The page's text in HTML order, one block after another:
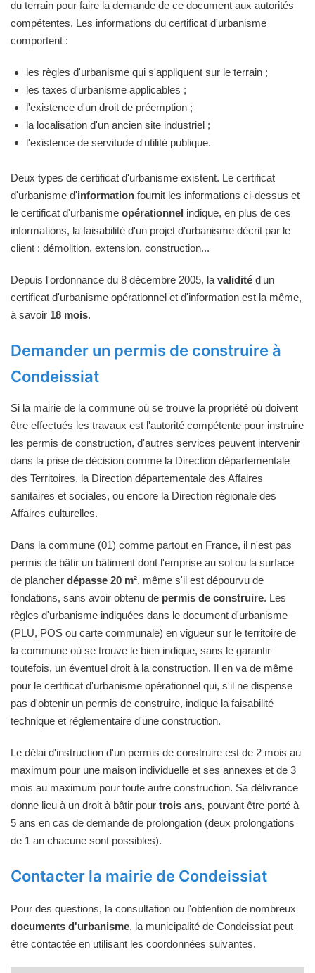
du terrain pour faire la demande de ce document aux autorités
compétentes. Les informations du certificat d'urbanisme
comportent :
les règles d'urbanisme qui s'appliquent sur le terrain ;
les taxes d'urbanisme applicables ;
l'existence d'un droit de préemption ;
la localisation d'un ancien site industriel ;
l'existence de servitude d'utilité publique.
Deux types de certificat d'urbanisme existent. Le certificat
d'urbanisme d'information fournit les informations ci-dessus et
le certificat d'urbanisme opérationnel indique, en plus de ces
informations, la faisabilité d'un projet d'urbanisme décrit par le
client : démolition, extension, construction...
Depuis l'ordonnance du 8 décembre 2005, la validité d'un
certificat d'urbanisme opérationnel et d'information est la même,
à savoir 18 mois.
Demander un permis de construire à
Condeissiat
Si la mairie de la commune où se trouve la propriété où doivent
être effectués les travaux est l'autorité compétente pour instruire
les permis de construction, d'autres services peuvent intervenir
dans la prise de décision comme la Direction départementale
des Territoires, la Direction départementale des Affaires
sanitaires et sociales, ou encore la Direction régionale des
Affaires culturelles.
Dans la commune (01) comme partout en France, il n'est pas
permis de bâtir un bâtiment dont l'emprise au sol ou la surface
de plancher dépasse 20 m², même s'il est dépourvu de
fondations, sans avoir obtenu de permis de construire. Les
règles d'urbanisme indiquées dans le document d'urbanisme
(PLU, POS ou carte communale) en vigueur sur le territoire de
la commune où se trouve le bien indique, sans le garantir
toutefois, un éventuel droit à la construction. Il en va de même
pour le certificat d'urbanisme opérationnel qui, s'il ne dispense
pas d'obtenir un permis de construire, indique la faisabilité
technique et réglementaire d'une construction.
Le délai d'instruction d'un permis de construire est de 2 mois au
maximum pour une maison individuelle et ses annexes et de 3
mois au maximum pour toute autre construction. Sa délivrance
donne lieu à un droit à bâtir pour trois ans, pouvant être porté à
5 ans en cas de demande de prolongation (deux prolongations
de 1 an chacune sont possibles).
Contacter la mairie de Condeissiat
Pour des questions, la consultation ou l'obtention de nombreux
documents d'urbanisme, la municipalité de Condeissiat peut
être contactée en utilisant les coordonnées suivantes.